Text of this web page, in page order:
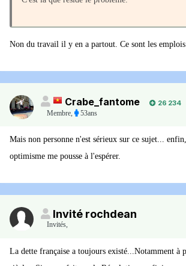
Non du travail il y en a partout. Ce sont les
Crabe_fantome
26 234
Membre, 53ans
Mais non personne n'est sérieux sur ce sujet...
optimisme me pousse à l'espérer.
Invité rochdean
Invités,
La dette française a toujours existé...Notamment